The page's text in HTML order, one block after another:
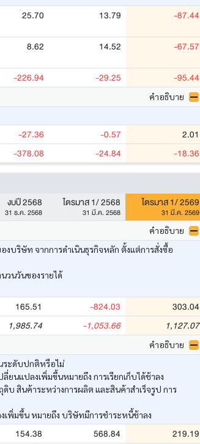
25.70 13.79 -87.44
8.62 14.52 -67.57
-226.94 -29.25 -95.44
คำอธิบาย
-27.36 -0.57 2.01
-378.08 -24.84 -18.36
งบปี 2568
31 ธ.ค. 2568
ไตรมาส 1/ 2568
31 มี.ค. 2568
ไตรมาส 1/ 2569
31 มี.ค. 2569
คำอธิบาย
บริษัท จากการดำเนินธุรกิจหลัก ตั้งแต่การสั่งซื้อ
วนวันของรายได้
165.51 -824.03 303.04
1,985.74 -1,053.66 1,127.07
คำอธิบาย
ระดับปกติหรือไม่
ยนแปลงเพิ่มขึ้นหมายถึง การเรียกเก็บได้ช้าลง
สินค้าระหว่างการผลิต และสินค้าสำเร็จรูป การ
เพิ่มขึ้น หมายถึง บริษัทมีการชำระหนี้ช้าลง
154.38 568.84 219.19